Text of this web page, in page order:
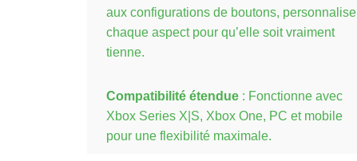
aux configurations de boutons, personnalise
chaque aspect pour qu’elle soit vraiment
tienne.
Compatibilité étendue : Fonctionne avec
Xbox Series X|S, Xbox One, PC et mobile
pour une flexibilité maximale.